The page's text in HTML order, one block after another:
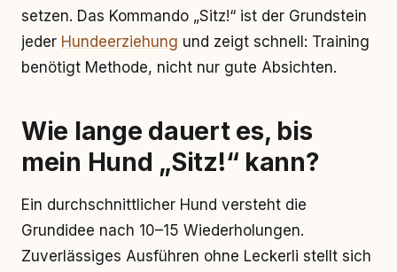
setzen. Das Kommando „Sitz!“ ist der Grundstein
jeder Hundeerziehung und zeigt schnell: Training
benötigt Methode, nicht nur gute Absichten.
Wie lange dauert es, bis
mein Hund „Sitz!“ kann?
Ein durchschnittlicher Hund versteht die
Grundidee nach 10–15 Wiederholungen.
Zuverlässiges Ausführen ohne Leckerli stellt sich